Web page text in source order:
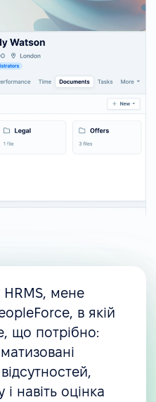
мене
в якій
що потрібно:
навіть оцінка